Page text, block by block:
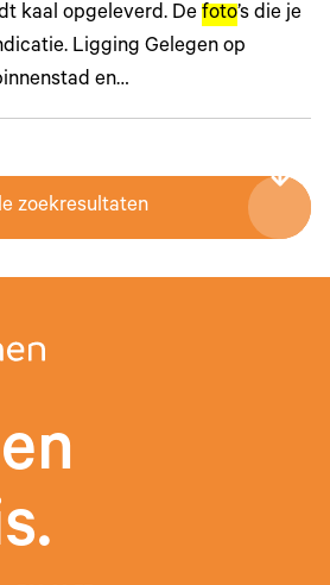
kaal opgeleverd. De foto’s die je
Ligging Gelegen op
en…
zoekresultaten